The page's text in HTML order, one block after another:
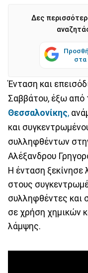
Δες
στα
Ένταση και
Σαββάτου, έξω από
Θεσσαλονίκης,
και
συλληφθέντων
Αλέξανδρου
Η ένταση ξεκίνησε
στους
συλληφθέντες και
σε χρήση χημικών
λάμψης.